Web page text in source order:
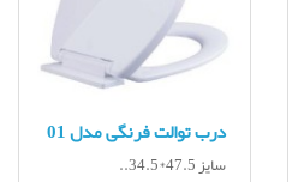
درب توالت فرنگی مدل 01
سایز 47.5*34.5..